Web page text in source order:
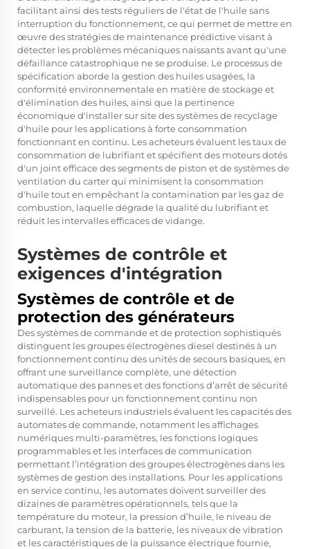
facilitant ainsi des tests réguliers de l'état de l'huile sans
interruption du fonctionnement, ce qui permet de mettre en
œuvre des stratégies de maintenance prédictive visant à
détecter les problèmes mécaniques naissants avant qu'une
défaillance catastrophique ne se produise. Le processus de
spécification aborde la gestion des huiles usagées, la
conformité environnementale en matière de stockage et
d'élimination des huiles, ainsi que la pertinence
économique d'installer sur site des systèmes de recyclage
d'huile pour les applications à forte consommation
fonctionnant en continu. Les acheteurs évaluent les taux de
consommation de lubrifiant et spécifient des moteurs dotés
d'un joint efficace des segments de piston et de systèmes de
ventilation du carter qui minimisent la consommation
d'huile tout en empêchant la contamination par les gaz de
combustion, laquelle dégrade la qualité du lubrifiant et
réduit les intervalles efficaces de vidange.
Systèmes de contrôle et
exigences d'intégration
Systèmes de contrôle et de
protection des générateurs
Des systèmes de commande et de protection sophistiqués
distinguent les groupes électrogènes diesel destinés à un
fonctionnement continu des unités de secours basiques, en
offrant une surveillance complète, une détection
automatique des pannes et des fonctions d’arrêt de sécurité
indispensables pour un fonctionnement continu non
surveillé. Les acheteurs industriels évaluent les capacités des
automates de commande, notamment les affichages
numériques multi-paramètres, les fonctions logiques
programmables et les interfaces de communication
permettant l’intégration des groupes électrogènes dans les
systèmes de gestion des installations. Pour les applications
en service continu, les automates doivent surveiller des
dizaines de paramètres opérationnels, tels que la
température du moteur, la pression d’huile, le niveau de
carburant, la tension de la batterie, les niveaux de vibration
et les caractéristiques de la puissance électrique fournie,